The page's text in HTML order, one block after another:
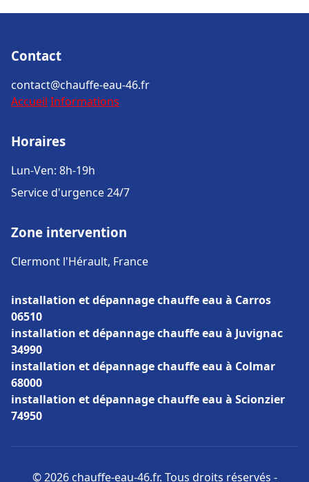
Contact
contact@chauffe-eau-46.fr
Accueil Informations
Horaires
Lun-Ven: 8h-19h
Service d'urgence 24/7
Zone intervention
Clermont l'Hérault, France
installation et dépannage chauffe eau à Carros
06510
installation et dépannage chauffe eau à Juvignac
34990
installation et dépannage chauffe eau à Colmar
68000
installation et dépannage chauffe eau à Scionzier
74950
© 2026 chauffe-eau-46.fr. Tous droits réservés -